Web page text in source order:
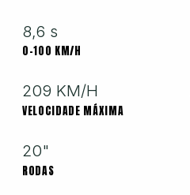
8,6 s
0-100 KM/H
209 KM/H
VELOCIDADE MÁXIMA
20"
RODAS